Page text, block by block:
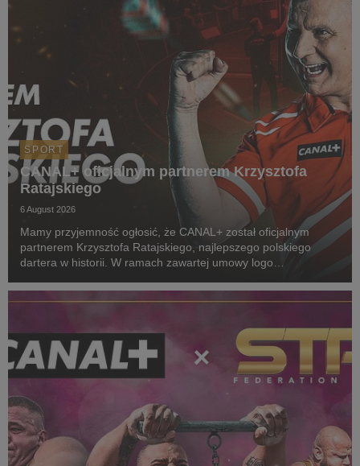
SPORT
CANAL+ oficjalnym partnerem Krzysztofa
Ratajskiego
6 August 2026
Mamy przyjemność ogłosić, że CANAL+ został oficjalnym
partnerem Krzysztofa Ratajskiego, najlepszego polskiego
dartera w historii. W ramach zawartej umowy logo
startowych naszego zawodnika podczas